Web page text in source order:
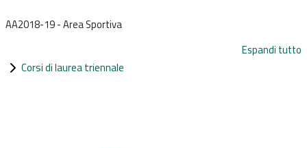
AA2018-19 - Area Sportiva
Espandi tutto
Corsi di laurea triennale